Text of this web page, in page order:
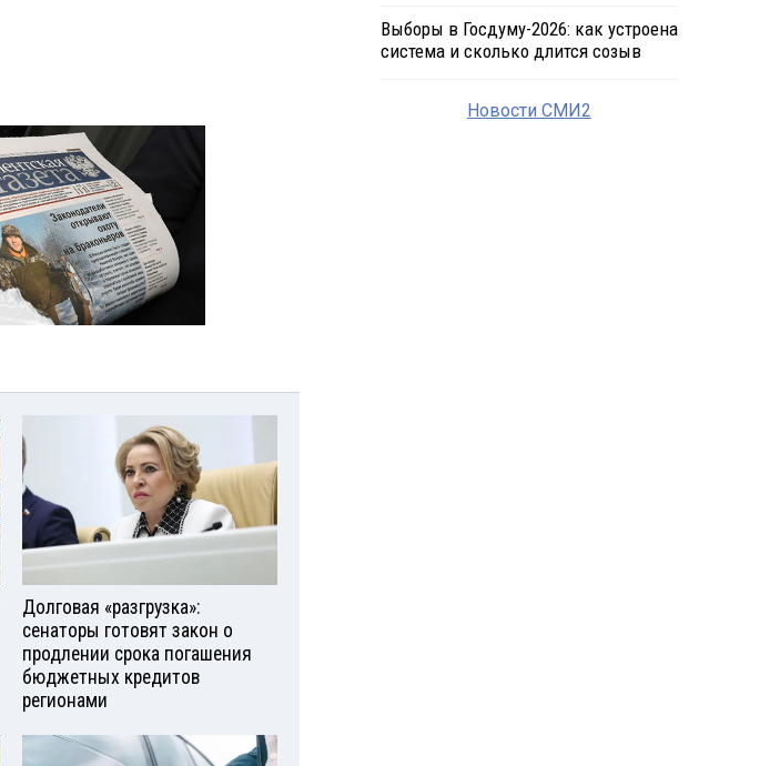
Долговая «разгрузка»:
сенаторы готовят закон о
продлении срока погашения
бюджетных кредитов
регионами
Выборы в Госдуму-2026: как устроена
система и сколько длится созыв
Новости СМИ2